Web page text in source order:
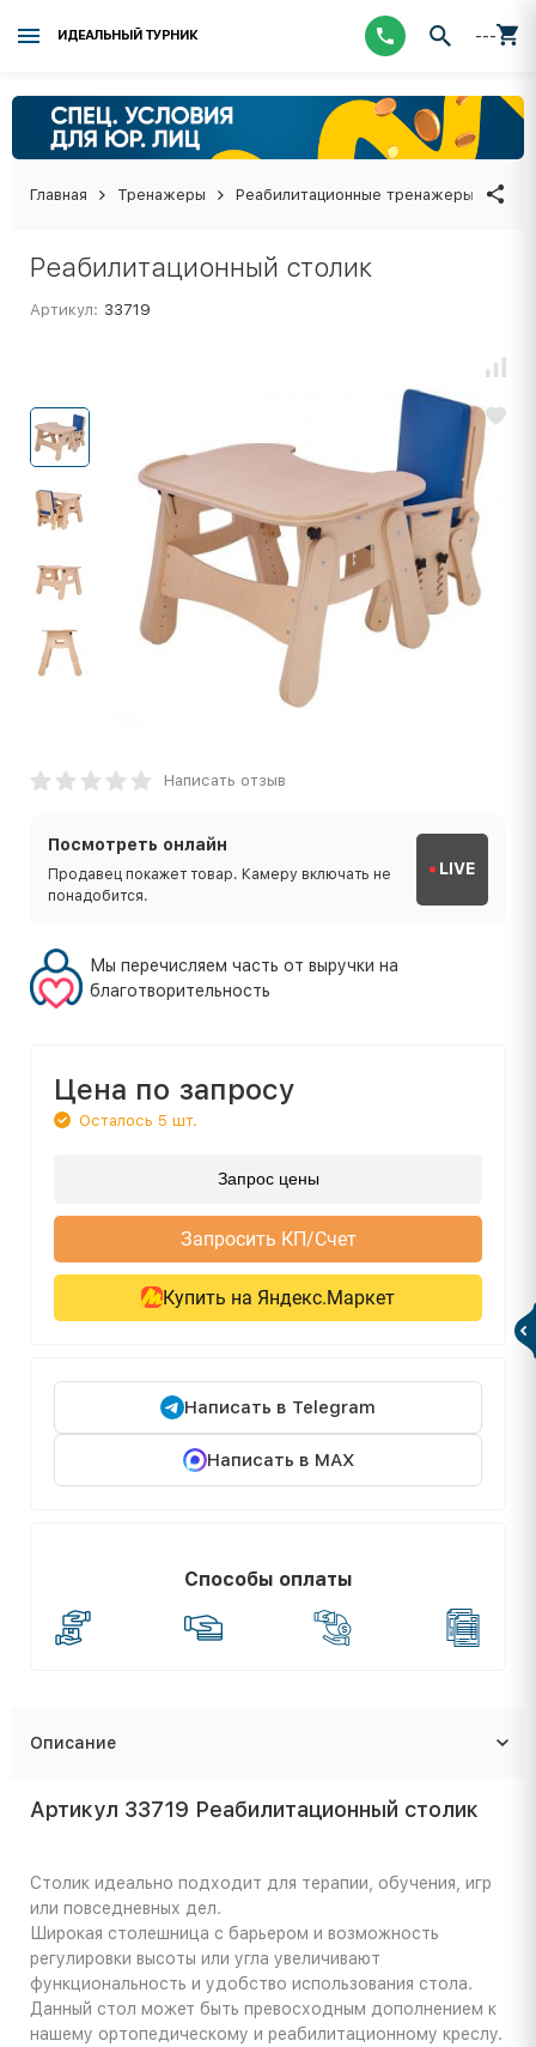
ИДЕАЛЬНЫЙ ТУРНИК ---
Главная Тренажеры Реабилитационные тренажеры
Реабилитационный столик
Артикул: 33719
Написать отзыв
Посмотреть онлайн
Продавец покажет товар. Камеру включать не
понадобится.
LIVE
Мы перечисляем часть от выручки на
благотворительность
Цена по запросу
Осталось 5 шт.
Запрос цены
Запросить КП/Счет
Купить на Яндекс.Маркет
Написать в Telegram
Написать в MAX
Способы оплаты
Описание
Артикул 33719 Реабилитационный столик
Столик идеально подходит для терапии, обучения, игр
или повседневных дел.
Широкая столешница с барьером и возможность
регулировки высоты или угла увеличивают
функциональность и удобство использования стола.
Данный стол может быть превосходным дополнением к
нашему ортопедическому и реабилитационному креслу.